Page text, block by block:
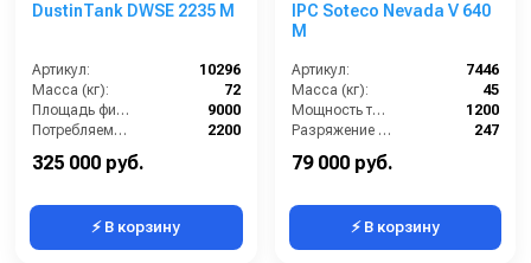
DustinTank DWSE 2235 M
Артикул:
10296
Масса (кг):
72
Площадь фильтра (см2):
9000
Потребляемая мощность (Вт):
2200
325 000 руб.
⚡ В корзину
IPC Soteco Nevada V 640
M
Артикул:
7446
Масса (кг):
45
Мощность турбины (Вт):
1200
Разряжение (мБар):
247
Размеры (ДхШхВ):
79 000 руб.
⚡ В корзину